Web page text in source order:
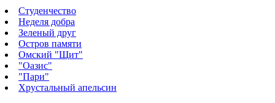
Студенчество
Неделя добра
Зеленый друг
Остров памяти
Омский "Щит"
"Оазис"
"Пари"
Хрустальный апельсин